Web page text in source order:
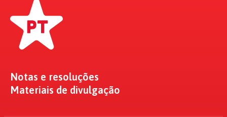
Notas e resoluções
Materiais de divulgação